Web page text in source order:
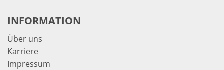
INFORMATION
Über uns
Karriere
Impressum